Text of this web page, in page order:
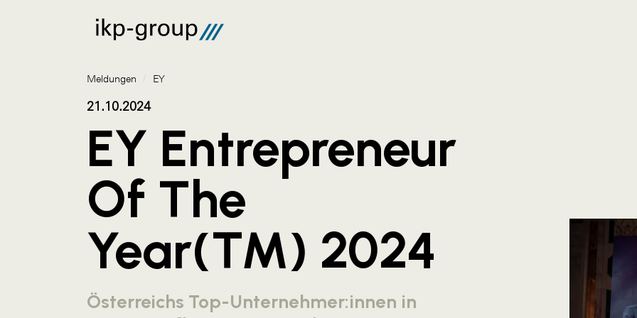
Meldungen / EY
21.10.2024
EY Entrepreneur
Of The
Year(TM) 2024
Österreichs Top-Unternehmer:innen in